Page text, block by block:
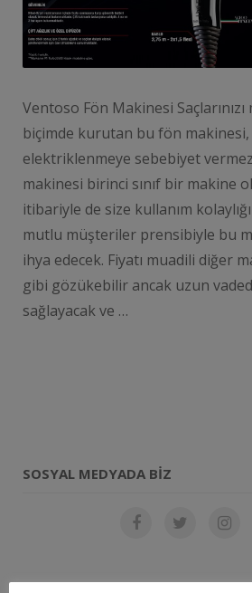
Ventoso Fön Makinesi
biçimde kurutan bu fön makinesi,
elektriklenmeye sebebiyet
makinesi birinci sınıf bir makine
itibariyle de size kullanım
mutlu müşteriler prensibiyle bu
ihya edecek. Fiyatı muadili diğer
gibi gözükebilir ancak uzun
sağlayacak ve …
SOSYAL MEDYADA BIZ